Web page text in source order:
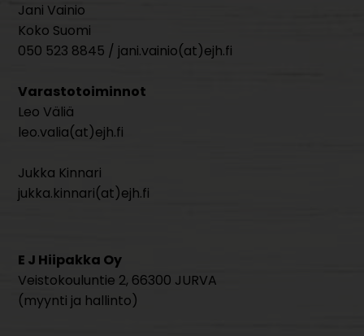
Jani Vainio
Koko Suomi
050 523 8845 / jani.vainio(at)ejh.fi
Varastotoiminnot
Leo Väliä
leo.valia(at)ejh.fi
Jukka Kinnari
jukka.kinnari(at)ejh.fi
E J Hiipakka Oy
Veistokouluntie 2, 66300 JURVA
(myynti ja hallinto)